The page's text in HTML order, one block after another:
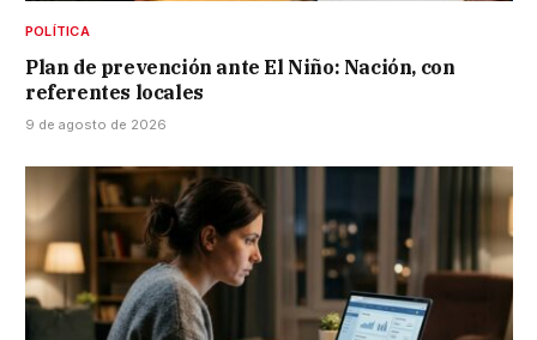
POLÍTICA
Plan de prevención ante El Niño: Nación, con
referentes locales
9 de agosto de 2026